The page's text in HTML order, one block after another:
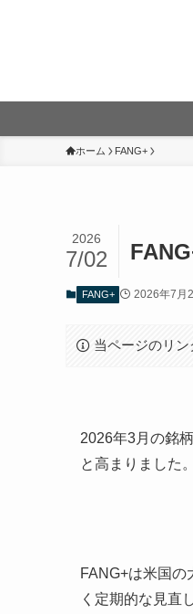
ホーム FANG+
2026
7/02
FANG+ 2026年7月
当ページのリン
2026年3月の銘
と高まりました。
FANG+は米国
く定期的な見直